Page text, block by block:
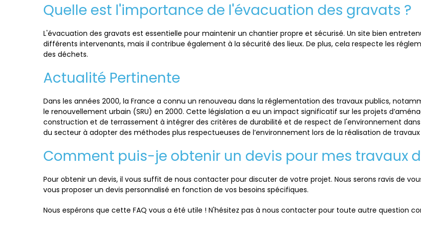
Quelle est l'importance de l'évacuation des gravats ?
L'évacuation des gravats est essentielle pour maintenir un chantier propre et sécurisé. Un site bien
différents intervenants, mais il contribue également à la sécurité des lieux. De plus, cela respecte les
des déchets.
Actualité Pertinente
Dans les années 2000, la France a connu un renouveau dans la réglementation des travaux publics,
le renouvellement urbain (SRU) en 2000. Cette législation a eu un impact significatif sur les projets
construction et de terrassement à intégrer des critères de durabilité et de respect de l'environnement
du secteur à adopter des méthodes plus respectueuses de l’environnement lors de la réalisation de
Comment puis-je obtenir un devis pour mes travaux
Pour obtenir un devis, il vous suffit de nous contacter pour discuter de votre projet. Nous serons ravis de
vous proposer un devis personnalisé en fonction de vos besoins spécifiques.
Nous espérons que cette FAQ vous a été utile ! N'hésitez pas à nous contacter pour toute autre question